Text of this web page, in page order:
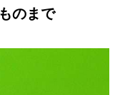
のまで